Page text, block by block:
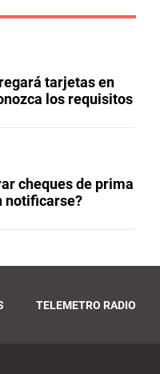
tarjetas en
los requisitos
cheques de prima
notificarse?
TELEMETRO RADIO